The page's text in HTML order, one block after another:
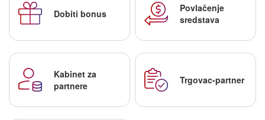
Dobiti bonus
Povlačenje
sredstava
Kabinet za
partnere
Trgovac-partner